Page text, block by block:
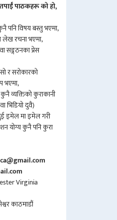
तपाईँ पाठकहरू को हो,
पनि विषय बस्तु भएमा,
लेख रचना भएमा,
सङ्गठनका प्रेस
र सरोकारको
भएमा,
कुनै व्यक्तिको कुराकानी
भिडियो दुवै)
इमेल मा इमेल गरी
योग्य कुनै पनि कुरा
Virginia
काठमाडौं